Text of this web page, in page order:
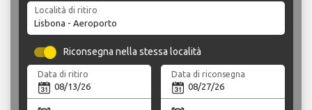
Località di ritiro
Riconsegna nella stessa località
Data di ritiro Data di riconsegna